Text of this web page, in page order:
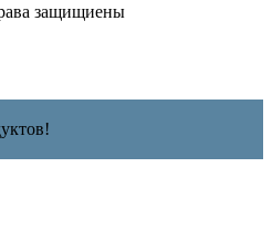
защищиены